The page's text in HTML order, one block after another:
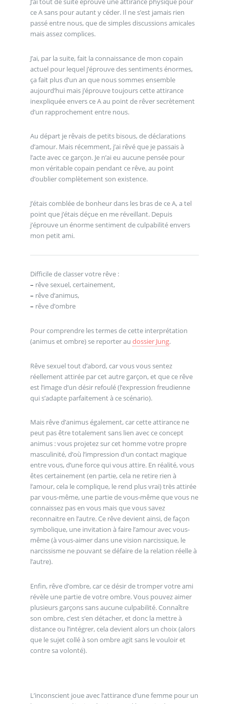
ce A sans pour autant y céder. Il ne s’est jamais rien
passé entre nous, que de simples discussions amicales
mais assez complices.
J’ai, par la suite, fait la connaissance de mon copain
actuel pour lequel j’éprouve des sentiments énormes,
ça fait plus d’un an que nous sommes ensemble
aujourd’hui mais j’éprouve toujours cette attirance
inexpliquée envers ce A au point de rêver secrètement
d’un rapprochement entre nous.
Au départ je rêvais de petits bisous, de déclarations
d’amour. Mais récemment, j’ai rêvé que je passais à
l’acte avec ce garçon. Je n’ai eu aucune pensée pour
mon véritable copain pendant ce rêve, au point
d’oublier complètement son existence.
J’étais comblée de bonheur dans les bras de ce A, a tel
point que j’étais déçue en me réveillant. Depuis
j’éprouve un énorme sentiment de culpabilité envers
mon petit ami.
Difficile de classer votre rêve :
– rêve sexuel, certainement,
– rêve d’animus,
– rêve d’ombre
Pour comprendre les termes de cette interprétation
(animus et ombre) se reporter au dossier Jung.
Rêve sexuel tout d’abord, car vous vous sentez
réellement attirée par cet autre garçon, et que ce rêve
est l’image d’un désir refoulé (l’expression freudienne
qui s’adapte parfaitement à ce scénario).
Mais rêve d’animus également, car cette attirance ne
peut pas être totalement sans lien avec ce concept
animus : vous projetez sur cet homme votre propre
masculinité, d’où l’impression d’un contact magique
entre vous, d’une force qui vous attire. En réalité, vous
êtes certainement (en partie, cela ne retire rien à
l’amour, cela le complique, le rend plus vrai) très attirée
par vous-même, une partie de vous-même que vous ne
connaissez pas en vous mais que vous savez
reconnaitre en l’autre. Ce rêve devient ainsi, de façon
symbolique, une invitation à faire l’amour avec vous-
même (à vous-aimer dans une vision narcissique, le
narcissisme ne pouvant se défaire de la relation réelle à
l’autre).
Enfin, rêve d’ombre, car ce désir de tromper votre ami
révèle une partie de votre ombre. Vous pouvez aimer
plusieurs garçons sans aucune culpabilité. Connaître
son ombre, c’est s’en détacher, et donc la mettre à
distance ou l’intégrer, cela devient alors un choix (alors
que le sujet collé à son ombre agit sans le vouloir et
contre sa volonté).
L’inconscient joue avec l’attirance d’une femme pour un